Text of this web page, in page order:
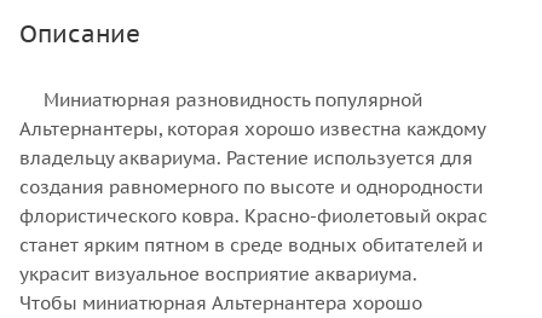
Описание
Миниатюрная разновидность популярной
Альтернантеры, которая хорошо известна каждому
владельцу аквариума. Растение используется для
создания равномерного по высоте и однородности
флористического ковра. Красно-фиолетовый окрас
станет ярким пятном в среде водных обитателей и
украсит визуальное восприятие аквариума.
Чтобы миниатюрная Альтернантера хорошо